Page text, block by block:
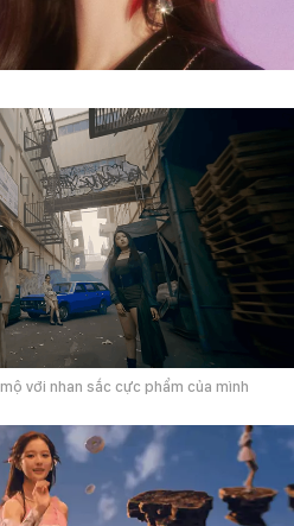
với nhan sắc cực phẩm của mình